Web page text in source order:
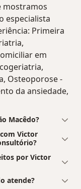
mostramos
especialista
Primeira
em
Osteoporose -
da ansiedade,
Macêdo?
Victor
por Victor
atende?